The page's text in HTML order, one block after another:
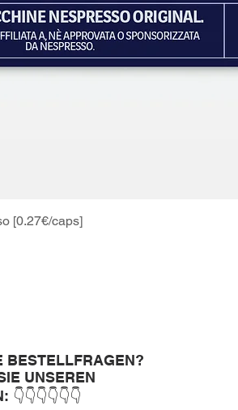
Schnellansicht
[0.27€/caps]
BESTELLFRAGEN?
UNSEREN